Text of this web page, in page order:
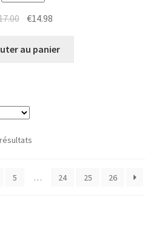
Le
initial
€14.98
actuel
au panier
Trié
5 … 24 25 26